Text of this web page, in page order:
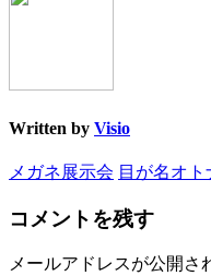
Written by Visio
メガネ展示会 目が名オト
コメントを残す
メールアドレスが公開さ